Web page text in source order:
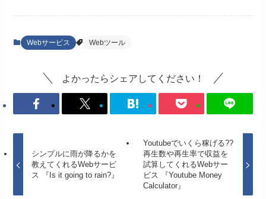
Webサービス Webツール
よかったらシェアしてください！
シンプルに雨が降るかを
教えてくれるWebサービ
ス 『Is it going to rain?』
Youtubeでいくら稼げる??
再生数や再生率で収益を
試算してくれるWebサー
ビス 『Youtube Money
Calculator』